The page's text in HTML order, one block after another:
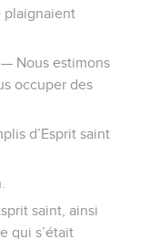
plaignaient
Nous estimons
occuper des
d’Esprit saint
saint, ainsi
qui s’était